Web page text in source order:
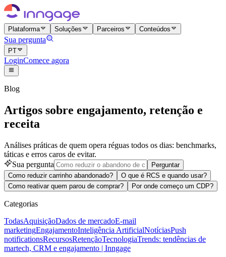
Plataforma Soluções Parceiros Conteúdos
Sua pergunta
PT
LoginComece agora
Blog
Artigos sobre engajamento, retenção e
receita
Análises práticas de quem opera réguas todos os dias: benchmarks,
táticas e erros caros de evitar.
Sua pergunta
Perguntar
Como reduzir carrinho abandonado?
O que é RCS e quando usar?
Como reativar quem parou de comprar?
Por onde começo um CDP?
Categorias
TodasAquisiçãoDados de mercadoE-mail
marketingEngajamentoInteligência ArtificialNotíciasPush
notificationsRecursosRetençãoTecnologiaTrends: tendências de
martech, CRM e engajamento | Inngage